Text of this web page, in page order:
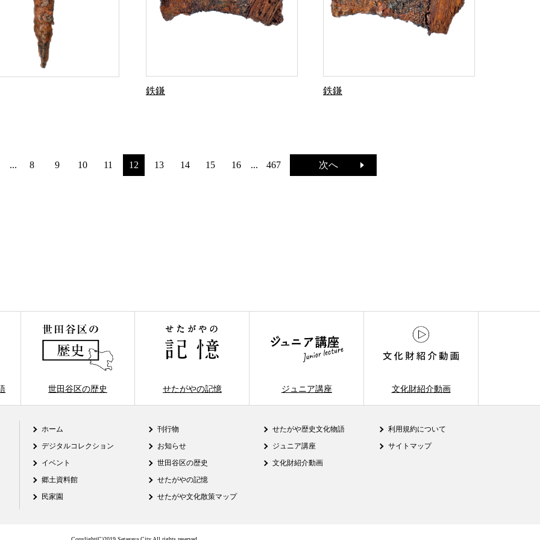
鉄鎌 鉄鎌
... 8 9 10 11 12 13 14 15 16 ... 467 次へ
世田谷区の歴史 せたがやの記憶 ジュニア講座 文化財紹介動画
ホーム
デジタルコレクション
イベント
郷土資料館
民家園
刊行物
お知らせ
世田谷区の歴史
せたがやの記憶
せたがや文化散策マップ
せたがや歴史文化物語
ジュニア講座
文化財紹介動画
利用規約について
サイトマップ